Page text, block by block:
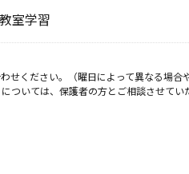
室学習
ください。（曜日によって異なる場合
いては、保護者の方とご相談させてい